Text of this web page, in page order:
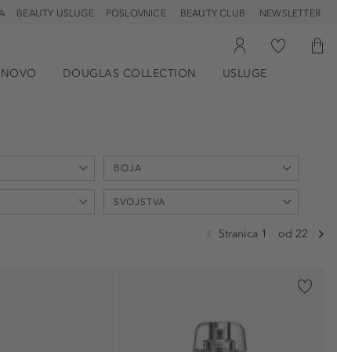
POSLOVNICE BEAUTY CLUB NEWSLETTER
BEAUTY USLUGE
NOVO DOUGLAS COLLECTION USLUGE
BOJA
SVOJSTVA
Stranica 1 od 22